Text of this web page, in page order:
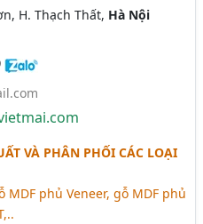
H. Thạch Thất, Hà Nội
VÀ PHÂN PHỐI CÁC LOẠI
phủ Veneer, gỗ MDF phủ